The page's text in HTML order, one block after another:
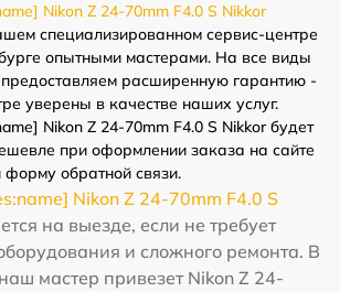
Nikon Z 24-70mm F4.0 S Nikkor
специализированном сервис-центре
опытными мастерами. На все виды
предоставляем расширенную гарантию -
уверены в качестве наших услуг.
Nikon Z 24-70mm F4.0 S Nikkor будет
при оформлении заказа на сайте
форму обратной связи.
Nikon Z 24-70mm F4.0 S
на выезде, если не требует
и сложного ремонта. В
мастер привезет Nikon Z 24-